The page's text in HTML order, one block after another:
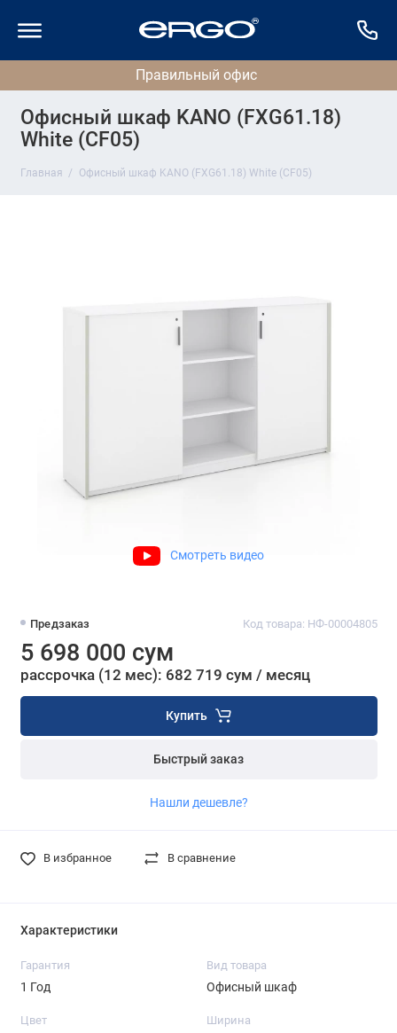
Офисный шкаф KANO (FXG61.18)
White (CF05)
Главная Офисный шкаф KANO (FXG61.18) White (CF05)
Смотреть видео
Предзаказ Код товара: НФ-00004805
5 698 000 сум
рассрочка (12 мес): 682 719 сум / месяц
Купить
Быстрый заказ
Нашли дешевле?
В избранное В сравнение
Характеристики
Гарантия
1 Год
Вид товара
Офисный шкаф
Цвет Ширина